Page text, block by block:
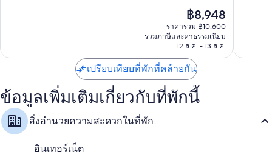
ทีวีจอแอลซีดี 43 นิ้ว พร้อม ช่องเคเบิล
ตู้เสื้อผ้า, กาต้มน้ำไฟฟ้า และพัดลมติดเพดาน
ราคา
ปัจจุบัน
คือ
฿8,948
฿8,948
ราคารวม ฿10,600
รวมภาษีและค่าธรรมเนียม
12 ส.ค. - 13 ส.ค.
Bora
รีวิว
เปรียบเทียบที่พักที่คล้ายกัน
ข้อมูลเพิ่มเติมเกี่ยวกับที่พักนี้
สิ่งอำนวยความสะดวกในที่พัก
อินเทอร์เน็ต